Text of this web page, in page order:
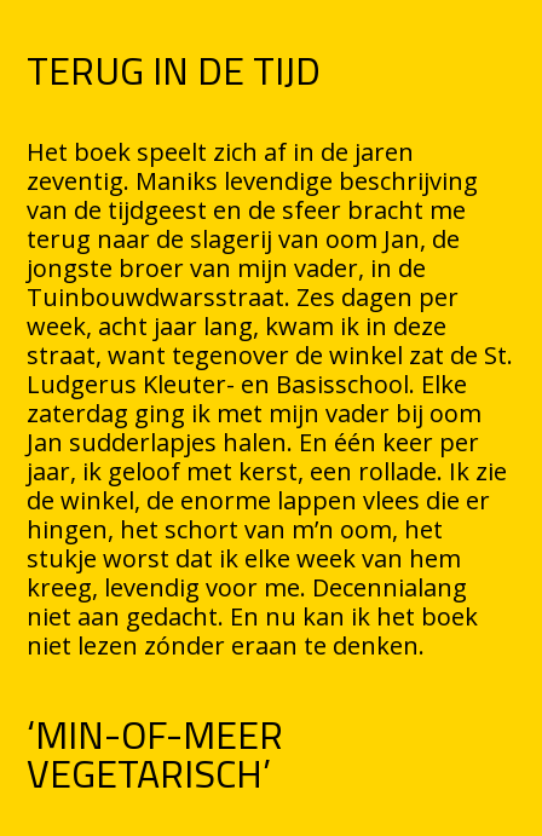
TERUG IN DE TIJD
Het boek speelt zich af in de jaren
zeventig. Maniks levendige beschrijving
van de tijdgeest en de sfeer bracht me
terug naar de slagerij van oom Jan, de
jongste broer van mijn vader, in de
Tuinbouwdwarsstraat. Zes dagen per
week, acht jaar lang, kwam ik in deze
straat, want tegenover de winkel zat de St.
Ludgerus Kleuter- en Basisschool. Elke
zaterdag ging ik met mijn vader bij oom
Jan sudderlapjes halen. En één keer per
jaar, ik geloof met kerst, een rollade. Ik zie
de winkel, de enorme lappen vlees die er
hingen, het schort van m’n oom, het
stukje worst dat ik elke week van hem
kreeg, levendig voor me. Decennialang
niet aan gedacht. En nu kan ik het boek
niet lezen zónder eraan te denken.
‘MIN-OF-MEER
VEGETARISCH’